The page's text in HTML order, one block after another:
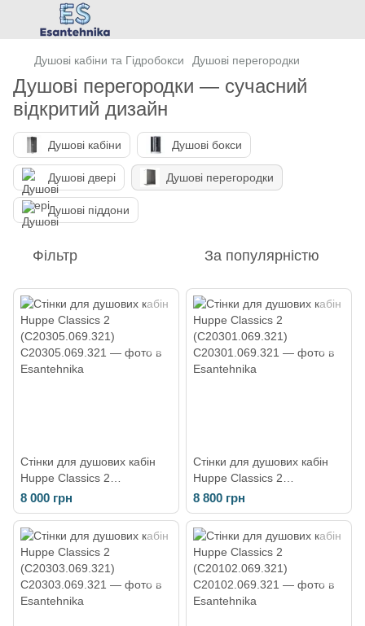
Душові кабіни та Гідробокси Душові перегородки
Душові перегородки — сучасний
відкритий дизайн
Душові кабіни Душові бокси
Душові двері Душові перегородки
Душові піддони
Фільтр За популярністю
Стінки для душових кабін
Huppe Classics 2
(C20305.069.321)
8 000 грн
Стінки для душових кабін
Huppe Classics 2
(C20301.069.321)
8 800 грн